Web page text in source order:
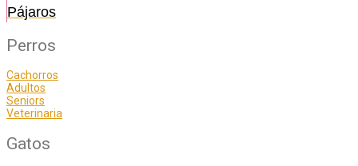
Pájaros
Perros
Cachorros
Adultos
Seniors
Veterinaria
Gatos